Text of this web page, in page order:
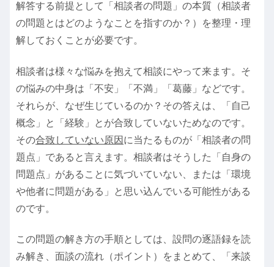
解答する前提として「相談者の問題」の本質（相談者
の問題とはどのようなことを指すのか？）を整理・理
解しておくことが必要です。
相談者は様々な悩みを抱えて相談にやって来ます。そ
の悩みの中身は「不安」「不満」「葛藤」などです。
それらが、なぜ生じているのか？その答えは、「自己
概念」と「経験」とが合致していないためなのです。
その合致していない原因 に当たるものが「相談者の問
題点」であると言えます。相談者はそうした「自身の
問題点」があることに気づいていない、または「環境
や他者に問題がある」と思い込んでいる可能性がある
のです。
この問題の解き方の手順としては、設問の逐語録を読
み解き、面談の流れ（ポイント）をまとめて、「来談